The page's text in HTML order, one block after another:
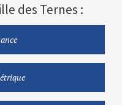
des Ternes :